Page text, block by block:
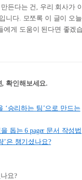
든다는 건, 우리 회사가
니다. 모쪼록 이 글이 오늘
에게 도움이 된다면 좋겠
확인해보세요.
‘승리하는 팀’으로 만드는
돕는 6 pager 문서 작성법
’은 챙기셨나요?
요?